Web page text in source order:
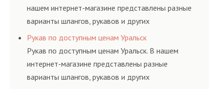
нашем интернет-магазине представлены разные
варианты шлангов, рукавов и других
резинотехнических изделий, соответствующих
ГОСТам, техническим условиям и нормативам.
Рукав по доступным ценам Уральск
Рукав по доступным ценам Уральск. В нашем
интернет-магазине представлены разные
варианты шлангов, рукавов и других